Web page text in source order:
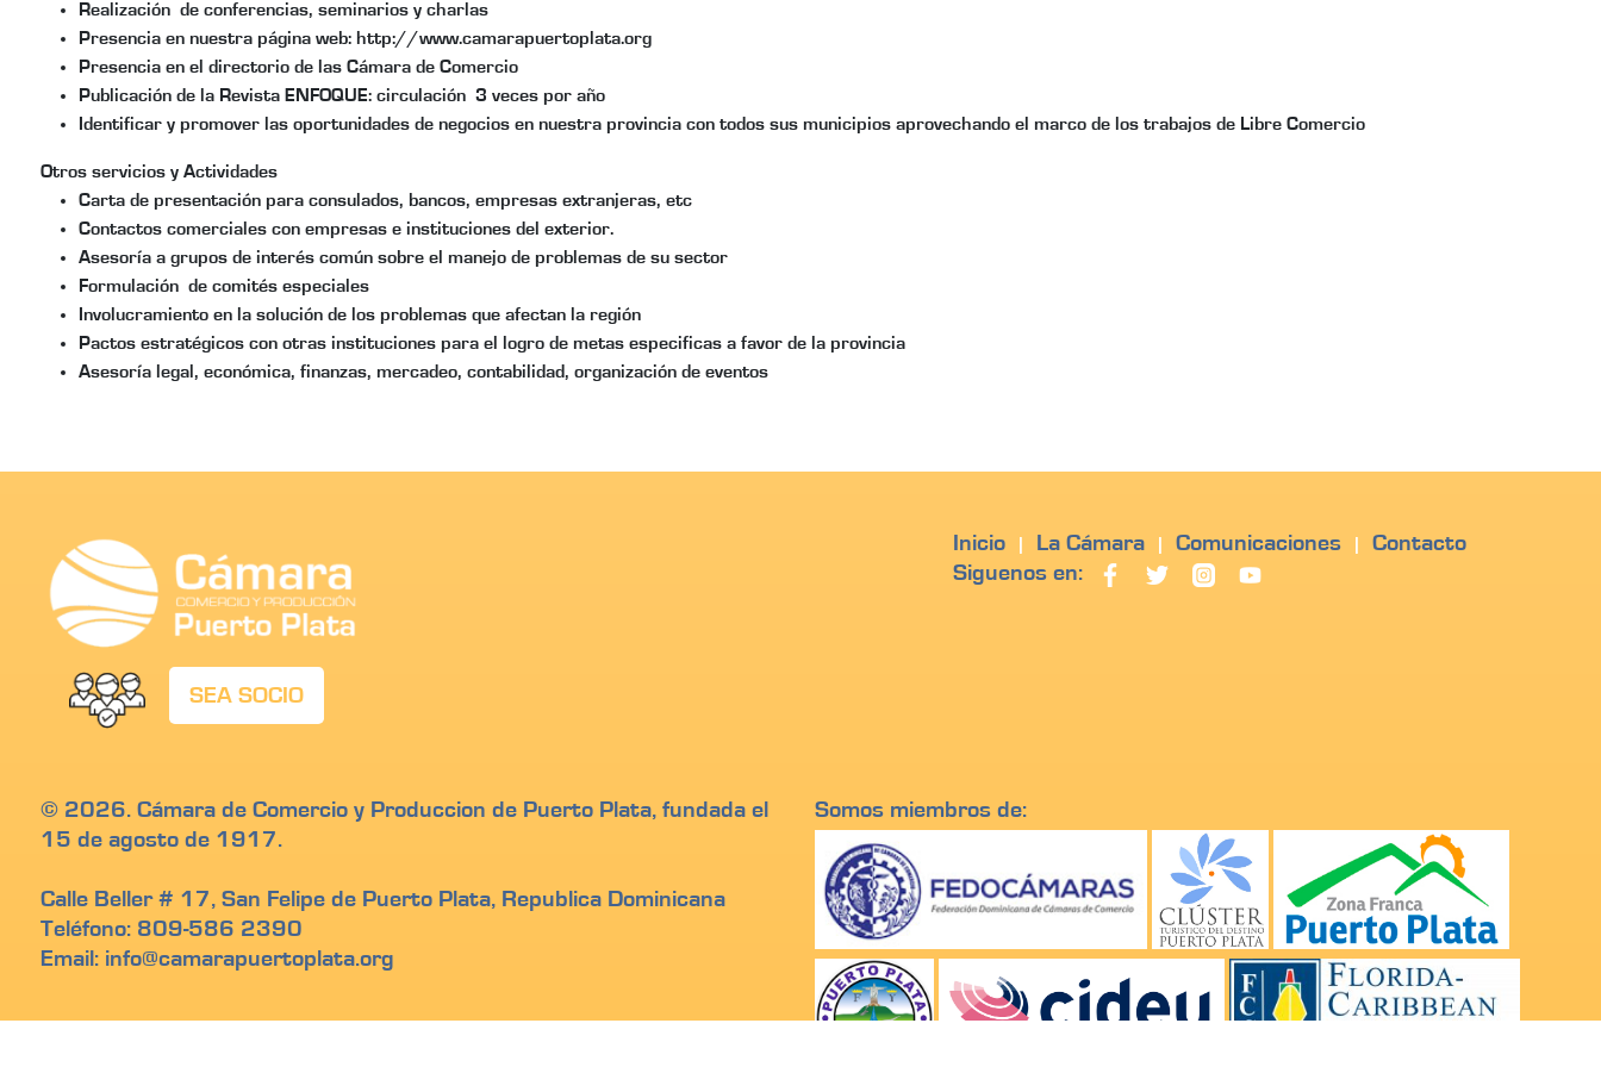
Realización de conferencias, seminarios y charlas
Presencia en nuestra página web: http://www.camarapuertoplata.org
Presencia en el directorio de las Cámara de Comercio
Publicación de la Revista ENFOQUE: circulación 3 veces por año
Identificar y promover las oportunidades de negocios en nuestra provincia con todos sus municipios aprovechando el marco de los trabajos de Libre Comercio
Otros servicios y Actividades
Carta de presentación para consulados, bancos, empresas extranjeras, etc
Contactos comerciales con empresas e instituciones del exterior.
Asesoría a grupos de interés común sobre el manejo de problemas de su sector
Formulación de comités especiales
Involucramiento en la solución de los problemas que afectan la región
Pactos estratégicos con otras instituciones para el logro de metas especificas a favor de la provincia
Asesoría legal, económica, finanzas, mercadeo, contabilidad, organización de eventos
SEA SOCIO
Inicio | La Cámara | Comunicaciones |
Contacto
Siguenos en:
© 2026. Cámara de Comercio y Produccion de Puerto Plata, fundada el
15 de agosto de 1917.
Calle Beller # 17, San Felipe de Puerto Plata, Republica Dominicana
Teléfono: 809-586 2390
Email: info@camarapuertoplata.org
Somos miembros de: